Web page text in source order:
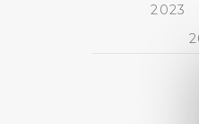
2023